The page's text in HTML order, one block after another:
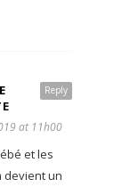
Reply
at 11h00
et les
devient un